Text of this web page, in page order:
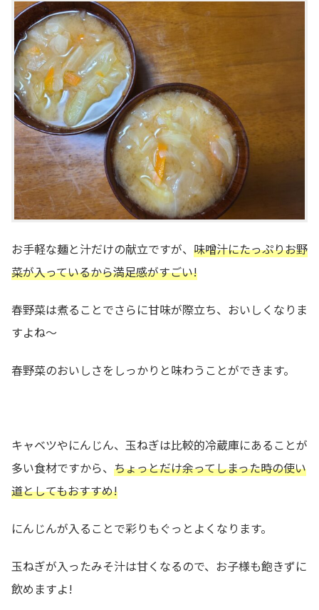
お手軽な麺と汁だけの献立ですが、 味噌汁にたっぷりお野
菜が入っているから満足感がすごい!
春野菜は煮ることでさらに甘味が際立ち、おいしくなりま
すよね～
春野菜のおいしさをしっかりと味わうことができます。
キャベツやにんじん、玉ねぎは比較的冷蔵庫にあることが
多い食材ですから、 ちょっとだけ余ってしまった時の使い
道としてもおすすめ!
にんじんが入ることで彩りもぐっとよくなります。
玉ねぎが入ったみそ汁は甘くなるので、お子様も飽きずに
飲めますよ!